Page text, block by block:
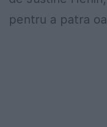
pentru a patra